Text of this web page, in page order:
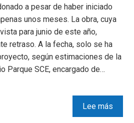
a pesar de haber iniciado
unos meses. La obra, cuya
para junio de este año,
retraso. A la fecha, solo se ha
según estimaciones de la
Parque SCE, encargado de…
Lee más